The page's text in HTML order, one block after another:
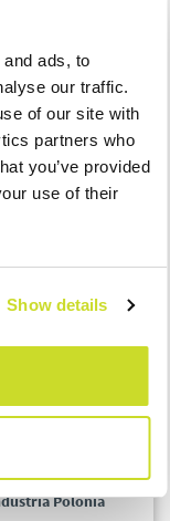
ads, to
our traffic.
of our site with
partners who
you’ve provided
use of their
Show details
partner for
for Italian
supports
advisory
with Italian
investing
their business
in various
and business
a better
solutions
Polonia